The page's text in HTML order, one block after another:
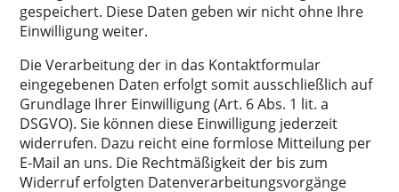
gespeichert. Diese Daten geben wir nicht ohne Ihre
Einwilligung weiter.
Die Verarbeitung der in das Kontaktformular
eingegebenen Daten erfolgt somit ausschließlich auf
Grundlage Ihrer Einwilligung (Art. 6 Abs. 1 lit. a
DSGVO). Sie können diese Einwilligung jederzeit
widerrufen. Dazu reicht eine formlose Mitteilung per
E-Mail an uns. Die Rechtmäßigkeit der bis zum
Widerruf erfolgten Datenverarbeitungsvorgänge